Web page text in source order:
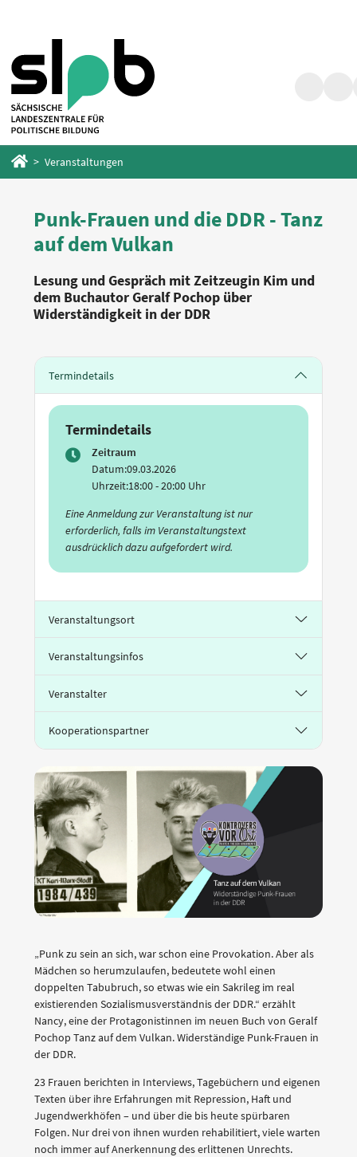
springen
springen
Startseite
Veranstaltungen
Punk-Frauen und die DDR - Tanz
auf dem Vulkan
Lesung und Gespräch mit Zeitzeugin Kim und
dem Buchautor Geralf Pochop über
Widerständigkeit in der DDR
Termindetails
Termindetails
Zeitraum
Datum:09.03.2026
Uhrzeit:18:00 - 20:00 Uhr
Eine Anmeldung zur Veranstaltung ist nur
erforderlich, falls im Veranstaltungstext
ausdrücklich dazu aufgefordert wird.
Veranstaltungsort
Veranstaltungsinfos
Veranstalter
Kooperationspartner
„Punk zu sein an sich, war schon eine Provokation. Aber als
Mädchen so herumzulaufen, bedeutete wohl einen
doppelten Tabubruch, so etwas wie ein Sakrileg im real
existierenden Sozialismusverständnis der DDR.“ erzählt
Nancy, eine der Protagonistinnen im neuen Buch von Geralf
Pochop Tanz auf dem Vulkan. Widerständige Punk-Frauen in
der DDR.
23 Frauen berichten in Interviews, Tagebüchern und eigenen
Texten über ihre Erfahrungen mit Repression, Haft und
Jugendwerkhöfen – und über die bis heute spürbaren
Folgen. Nur drei von ihnen wurden rehabilitiert, viele warten
noch immer auf Anerkennung des erlittenen Unrechts.